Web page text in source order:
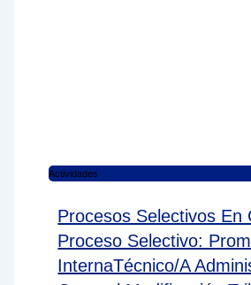
Actividades
Procesos Selectivos En
Proceso Selectivo:
InternaTécnico/a